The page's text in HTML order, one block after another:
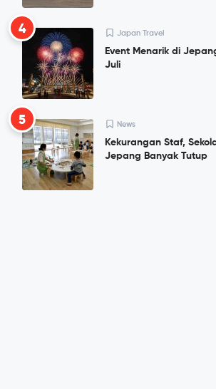
4 Japan Travel
Event Menarik di
Juli
5 News
Kekurangan Staf,
Jepang Banyak Tutup